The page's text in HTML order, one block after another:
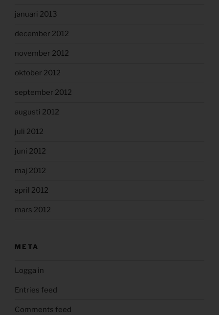
januari 2013
december 2012
november 2012
oktober 2012
september 2012
augusti 2012
juli 2012
juni 2012
maj 2012
april 2012
mars 2012
META
Logga in
Entries feed
Comments feed